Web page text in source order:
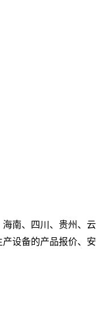
南、四川、贵州、云
设备的产品报价、安